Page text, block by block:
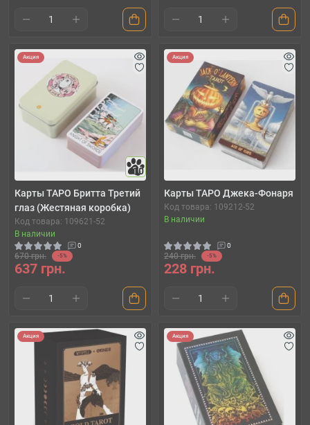
Акция
10
Карты ТАРО Бритта Третий
глаз (Жестяная коробка)
Код товара: 109621-52
В наличии
0
670 грн. -5%
637 грн.
Акция
Карты ТАРО Джека-Фонаря
Код товара: 109212-52
В наличии
0
240 грн. -5%
228 грн.
Акция Акция